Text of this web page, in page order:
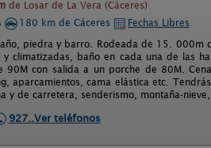
de Losar de La Vera (Cáceres)
180 km de Cáceres
Fechas Libres
piedra y barro. Rodeada de 15. 000m
climatizadas, baño en cada una de las
con salida a un porche de 80M.
aparcamientos, cama elástica etc.
de carretera, senderismo, montaña-nieve,
927..Ver teléfonos